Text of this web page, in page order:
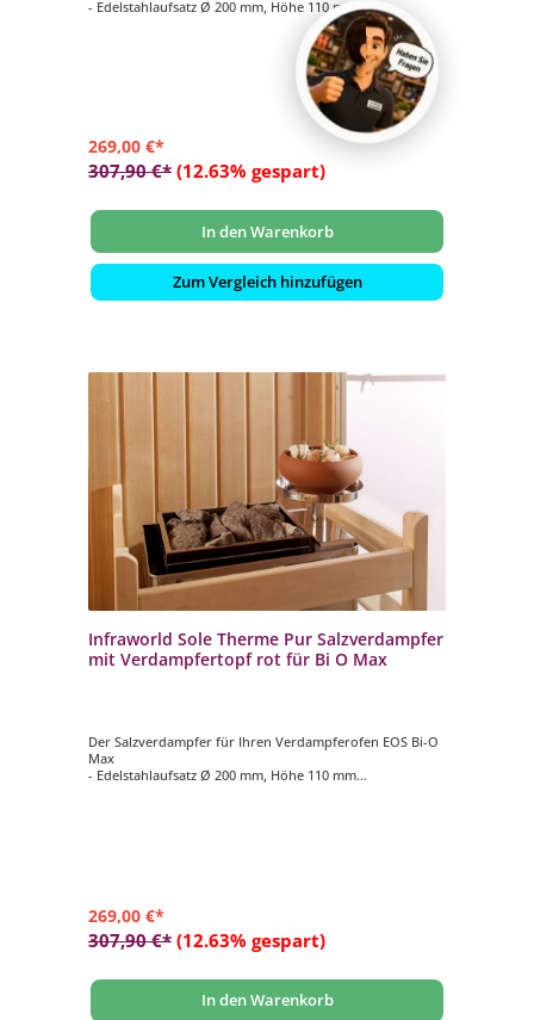
- Edelstahlaufsatz Ø 200 mm, Höhe 110 mm
- Verdampfertopf Ø 200 mm, Höhe 100 mm, Farbe beige
269,00 €*
307,90 €* (12.63% gespart)
In den Warenkorb
Zum Vergleich hinzufügen
Infraworld Sole Therme Pur Salzverdampfer
mit Verdampfertopf rot für Bi O Max
Der Salzverdampfer für Ihren Verdampferofen EOS Bi-O
Max
- Edelstahlaufsatz Ø 200 mm, Höhe 110 mm
269,00 €*
307,90 €* (12.63% gespart)
In den Warenkorb